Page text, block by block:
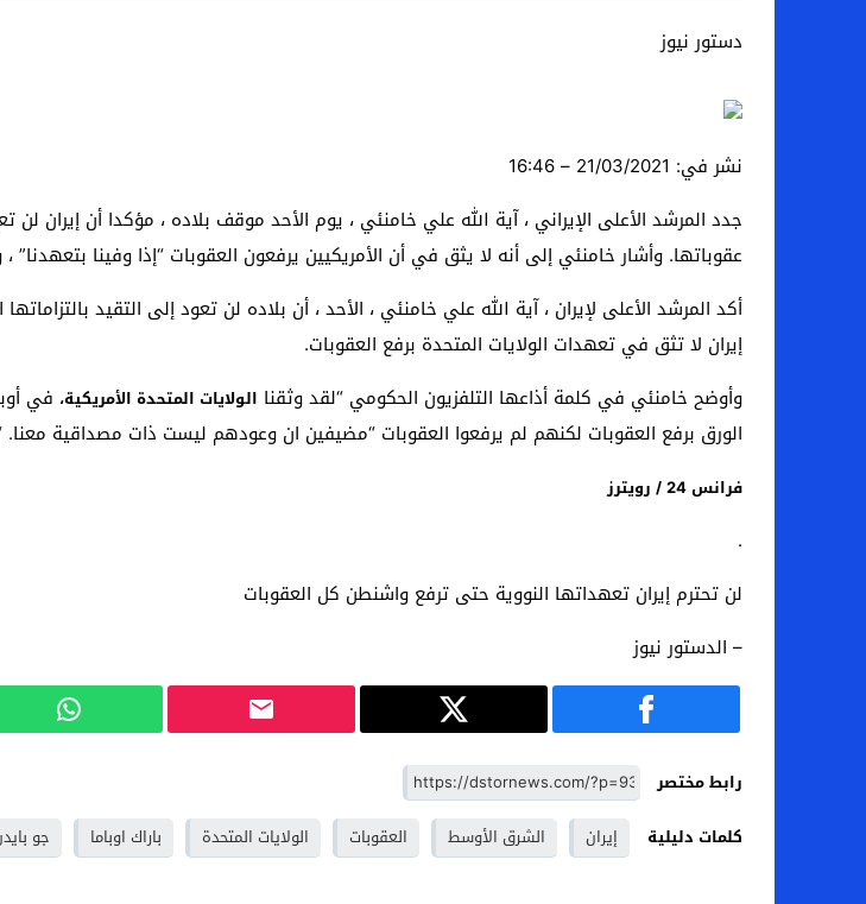
دستور نيوز
نشر في: 21/03/2021 – 16:46
جدد المرشد الأعلى الإيراني ، آية الله علي خامنئي ، يوم الأحد موقف بلاده ، مؤكدا أن إيران لن
عقوباتها. وأشار خامنئي إلى أنه لا يثق في أن الأمريكيين يرفعون العقوبات “إذا وفينا
أكد المرشد الأعلى لإيران ، آية الله علي خامنئي ، الأحد ، أن بلاده لن تعود إلى التقيد
إيران لا تثق في تعهدات الولايات المتحدة برفع العقوبات.
وأوضح خامنئي في كلمة أذاعها التلفزيون الحكومي “لقد وثقنا الولايات المتحدة الأمريكية، في
الورق برفع العقوبات لكنهم لم يرفعوا العقوبات “مضيفين ان وعودهم ليست ذات مصداقية معنا.
فرانس 24 / رويترز
.
لن تحترم إيران تعهداتها النووية حتى ترفع واشنطن كل العقوبات
– الدستور نيوز
رابط مختصر
كلمات دليلية
إيران الشرق الأوسط العقوبات الولايات المتحدة باراك اوباما جو